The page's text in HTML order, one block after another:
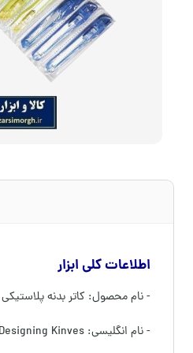
اطلاعات کلی ابزار
- نام محصول: کاتر بدنه پلاستیکی
- نام انگلیسی: Art Designing Kinves